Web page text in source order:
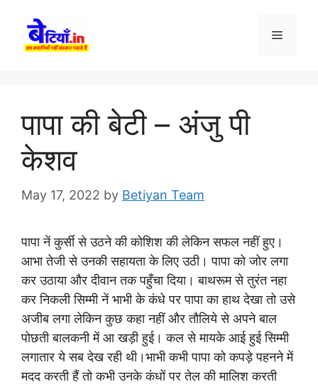
content
Menu
पापा की बेटी – अंजु पी
केशव
May 17, 2022 by Betiyan Team
पापा नें कुर्सी से उठने की कोशिश की लेकिन सफल नहीं हुए।
आभा तेजी से उनकी सहायता के लिए उठी। पापा को जोर लगा
कर उठाया और दीवान तक पहुँचा दिया। बाथरूम से तुरंत नहा
कर निकली सिम्मी नें भाभी के कंधे पर पापा का हाथ देखा तो उसे
अजीब लगा लेकिन कुछ कहा नहीं और तौलिये से अपने बाल
पोछती बालकनी में आ खड़ी हुई। कल से मायके आई हुई सिम्मी
लगातार ये सब देख रही थी।भाभी कभी पापा को कपड़े पहनने में
मदद करती हैं तो कभी उनके कंधों पर तेल की मालिश करती